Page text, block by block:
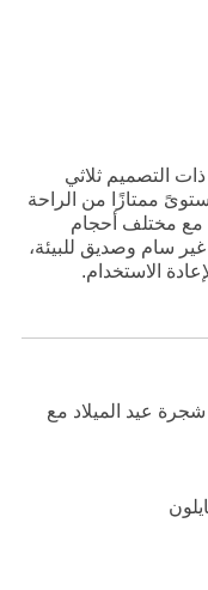
التصميم ثلاثي
ممتازًا من الراحة
مع مختلف أحجام
سام وصديق للبيئة،
الاستخدام.
عيد الميلاد مع